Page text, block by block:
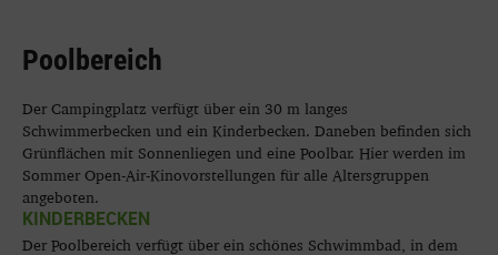
Poolbereich
Der Campingplatz verfügt über ein 30 m langes
Schwimmerbecken und ein Kinderbecken. Daneben befinden sich
Grünflächen mit Sonnenliegen und eine Poolbar. Hier werden im
Sommer Open-Air-Kinovorstellungen für alle Altersgruppen
angeboten.
KINDERBECKEN
Der Poolbereich verfügt über ein schönes Schwimmbad, in dem